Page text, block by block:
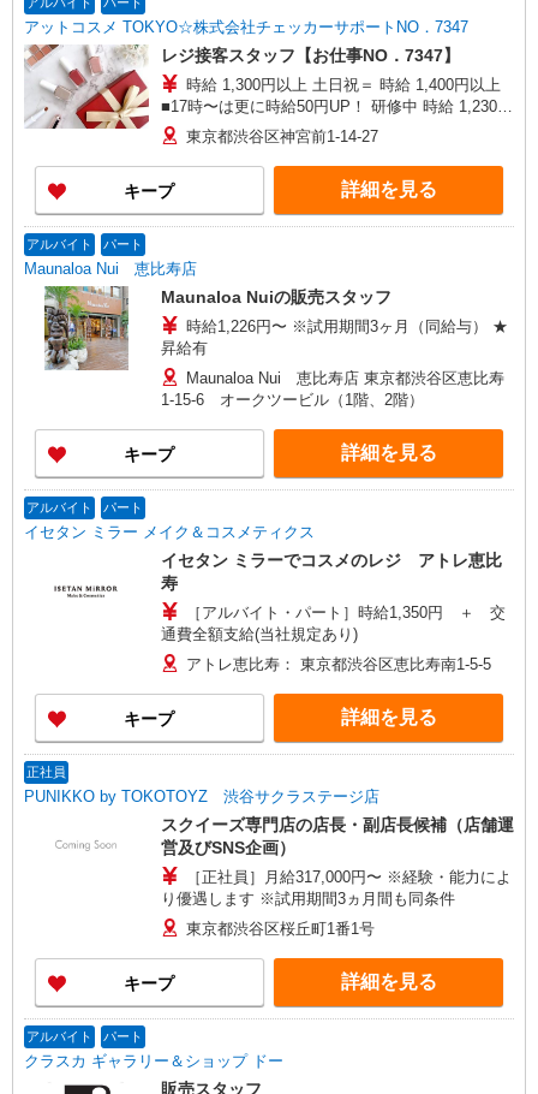
アットコスメ TOKYO☆株式会社チェッカーサポートNO．7347
レジ接客スタッフ【お仕事NO．7347】
時給 1,300円以上 土日祝＝ 時給 1,400円以上
■17時〜は更に時給50円UP！ 研修中 時給 1,230円
(研修期間 40 時間 )
東京都渋谷区神宮前1-14-27
キープ 詳細を見る
アルバイト パート
Maunaloa Nui 恵比寿店
Maunaloa Nuiの販売スタッフ
時給1,226円〜 ※試用期間3ヶ月（同給与） ★
昇給有
Maunaloa Nui 恵比寿店 東京都渋谷区恵比寿
1-15-6 オークツービル（1階、2階）
キープ 詳細を見る
アルバイト パート
イセタン ミラー メイク＆コスメティクス
イセタン ミラーでコスメのレジ アトレ恵比
寿
［アルバイト・パート］時給1,350円 ＋ 交
通費全額支給(当社規定あり)
アトレ恵比寿： 東京都渋谷区恵比寿南1-5-5
キープ 詳細を見る
正社員
PUNIKKO by TOKOTOYZ 渋谷サクラステージ店
スクイーズ専門店の店長・副店長候補（店舗運
営及びSNS企画）
［正社員］月給317,000円〜 ※経験・能力によ
り優遇します ※試用期間3ヵ月間も同条件
東京都渋谷区桜丘町1番1号
キープ 詳細を見る
アルバイト パート
クラスカ ギャラリー＆ショップ ドー
販売スタッフ